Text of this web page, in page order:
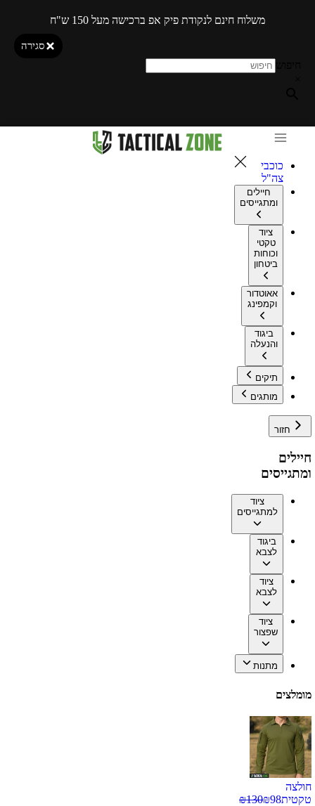
משלוח חינם לנקודת פיק אפ ברכישה מעל 150 ש"ח
סגירה
כוכבי
צה"ל
חיילים
ומתגייסים
ציוד
טקטי
וכוחות
ביטחון
אאוטדור
וקמפינג
ביגוד
והנעלה
תיקים
מותגים
חזור
חיילים
ומתגייסים
ציוד
למתגייסים
ביגוד
לצבא
ציוד
לצבא
ציוד
שפצור
מתנות
מומלצים
חולצה
טקטית
₪98
₪130